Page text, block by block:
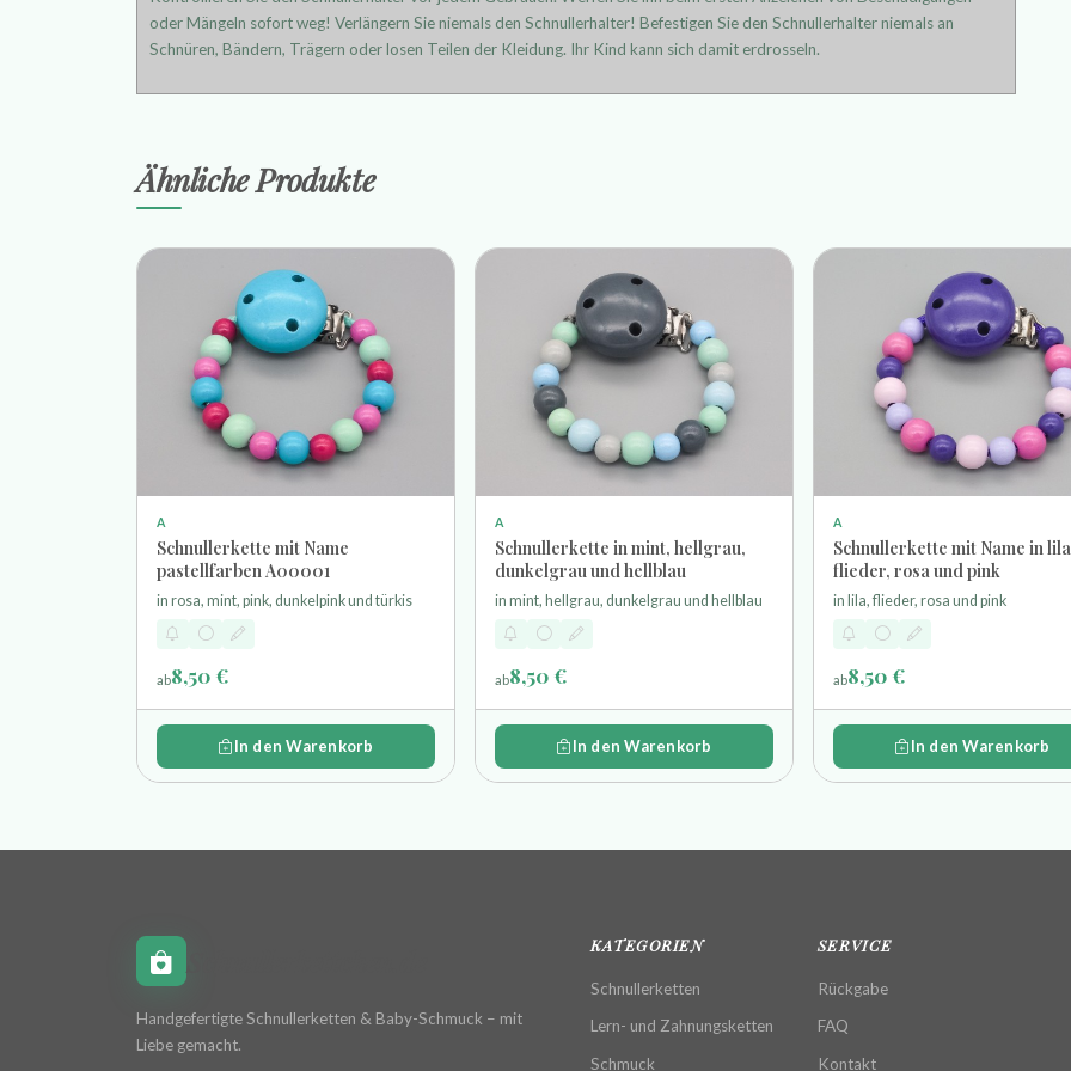
oder Mängeln sofort weg! Verlängern Sie niemals den Schnullerhalter! Befestigen Sie den Schnullerhalter niemals an
Schnüren, Bändern, Trägern oder losen Teilen der Kleidung. Ihr Kind kann sich damit erdrosseln.
Ähnliche Produkte
A
Schnullerkette mit Name
pastellfarben A00001
in rosa, mint, pink, dunkelpink und türkis
ab8,50 €
In den Warenkorb
A
Schnullerkette in mint, hellgrau,
dunkelgrau und hellblau
in mint, hellgrau, dunkelgrau und hellblau
ab8,50 €
In den Warenkorb
A
Schnullerkette mit Name in
flieder, rosa und pink
in lila, flieder, rosa und pink
ab8,50 €
In den Warenkorb
Handgefertigte Schnullerketten & Baby-Schmuck – mit
Liebe gemacht.
KATEGORIEN
Schnullerketten
Lern- und Zahnungsketten
Schmuck
SERVICE
Rückgabe
FAQ
Kontakt